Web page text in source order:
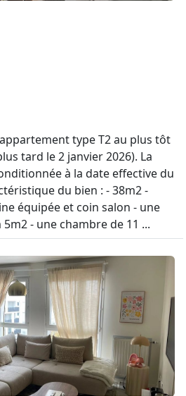
type T2 au plus tôt
tard le 2 janvier 2026). La
à la date effective du
du bien : - 38m2 -
équipée et coin salon - une
- une chambre de 11 ...